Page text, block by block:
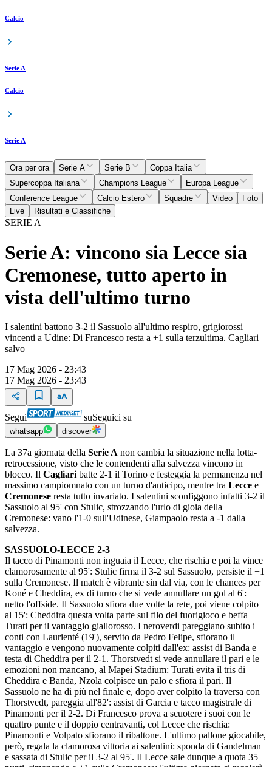
Calcio
Serie A
Calcio
Serie A
Ora per ora Serie A Serie B
Coppa Italia
Supercoppa Italiana
Champions League
Europa League
Conference League
Calcio Estero Squadre Video
Foto
Live
Risultati e Classifiche
SERIE A
Serie A: vincono sia Lecce sia
Cremonese, tutto aperto in
vista dell'ultimo turno
I salentini battono 3-2 il Sassuolo all'ultimo respiro, grigiorossi
vincenti a Udine: Di Francesco resta a +1 sulla terzultima. Cagliari
salvo
17 Mag 2026 - 23:43
17 Mag 2026 - 23:43
Segui suSeguici su
whatsapp discover
La 37a giornata della Serie A non cambia la situazione nella lotta-
retrocessione, visto che le contendenti alla salvezza vincono in
blocco. Il Cagliari batte 2-1 il Torino e festeggia la permanenza nel
massimo campiomnato con un turno d'anticipo, mentre tra Lecce e
Cremonese resta tutto invariato. I salentini sconfiggono infatti 3-2 il
Sassuolo al 95' con Stulic, strozzando l'urlo di gioia della
Cremonese: vano l'1-0 sull'Udinese, Giampaolo resta a -1 dalla
salvezza.
SASSUOLO-LECCE 2-3
Il tacco di Pinamonti non inguaia il Lecce, che rischia e poi la vince
clamorosamente al 95': Stulic firma il 3-2 sul Sassuolo, persiste il +1
sulla Cremonese. Il match è vibrante sin dal via, con le chances per
Koné e Cheddira, ex di turno che si vede annullare un gol al 6':
netto l'offside. Il Sassuolo sfiora due volte la rete, poi viene colpito
al 15': Cheddira questa volta parte sul filo del fuorigioco e beffa
Turati per il vantaggio giallorosso. I neroverdi pareggiano subito i
conti con Laurienté (19'), servito da Pedro Felipe, sfiorano il
vantaggio e vengono nuovamente colpiti dall'ex: assist di Banda e
testa di Cheddira per il 2-1. Thorstvedt si vede annullare il pari e le
emozioni non mancano, al Mapei Stadium: Turati evita il tris di
Cheddira e Banda, Nzola colpisce un palo e sfiora il pari. Il
Sassuolo ne ha di più nel finale e, dopo aver colpito la traversa con
Thorstvedt, pareggia all'82': assist di Garcia e tacco magistrale di
Pinamonti per il 2-2. Di Francesco prova a scuotere i suoi con le
quattro punte e il doppio centravanti, col Lecce che rischia:
Pinamonti e Volpato sfiorano il ribaltone. L'ultimo pallone giocabile,
però, regala la clamorosa vittoria ai salentini: sponda di Gandelman
e sassata di Stulic per il 3-2 al 95'. Il Lecce sale dunque a quota 35